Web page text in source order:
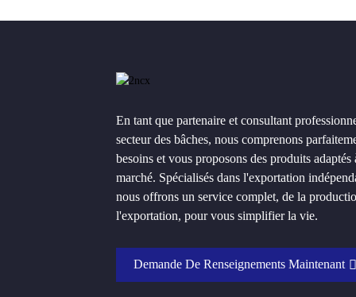
En tant que partenaire et consultant
secteur des bâches, nous comprenons
besoins et vous proposons des produits adaptés
marché. Spécialisés dans l'exportation
nous offrons un service complet, de la
l'exportation, pour vous simplifier la vie.
Demande De Renseignements Maintenant